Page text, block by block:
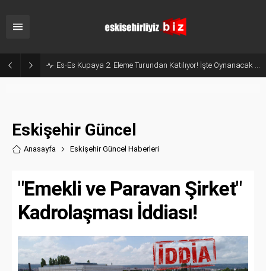
Milyonluk İhale, Sadece 30 Günlük Hizmet: Kentpark Yapay Plajı Açıldı!
Eskişehir Güncel
Anasayfa Eskişehir Güncel Haberleri
"Emekli ve Paravan Şirket"
Kadrolaşması İddiası!